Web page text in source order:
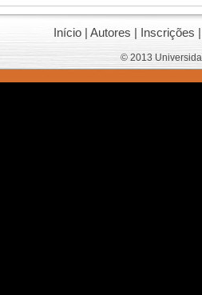
Início | Autores | Inscrições
© 2013